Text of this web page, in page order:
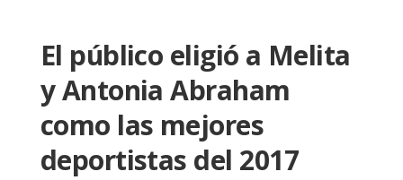
El público eligió a Melita
y Antonia Abraham
como las mejores
deportistas del 2017